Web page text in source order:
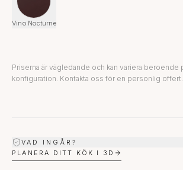
Vino Nocturne
Priserna är vägledande och kan variera beroende
konfiguration. Kontakta oss för en personlig offert.
VAD INGÅR?
PLANERA DITT KÖK I 3D